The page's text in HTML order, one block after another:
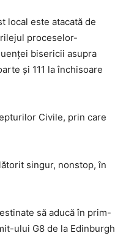
local este atacată de
proceselor-
bisericii asupra
și 111 la închisoare
Civile, prin care
singur, nonstop, în
să aducă în prim-
ului G8 de la Edinburgh